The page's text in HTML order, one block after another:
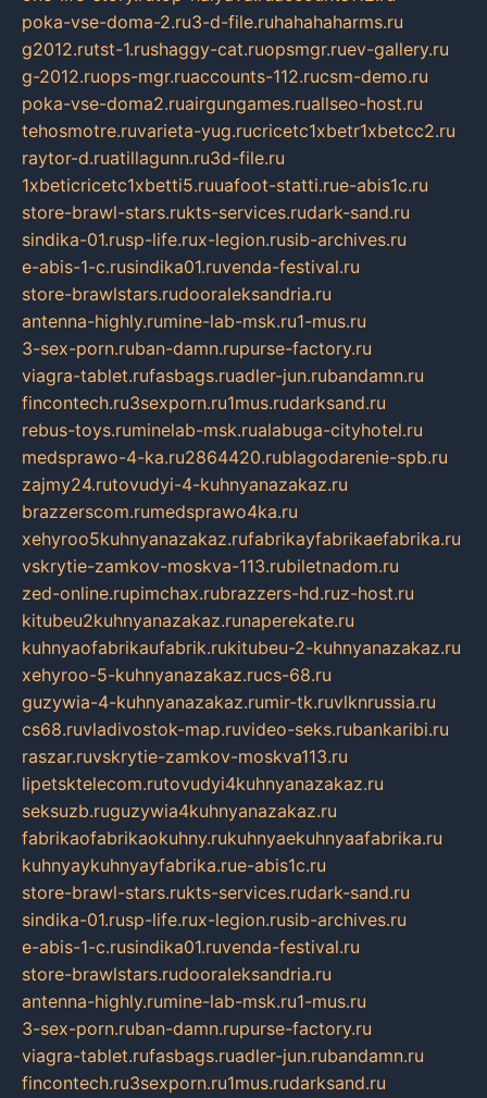
poka-vse-doma-2.ru3-d-file.ruhahahaharms.ru
g2012.rutst-1.rushaggy-cat.ruopsmgr.ruev-gallery.ru
g-2012.ruops-mgr.ruaccounts-112.rucsm-demo.ru
poka-vse-doma2.ruairgungames.ruallseo-host.ru
tehosmotre.ruvarieta-yug.rucricetc1xbetr1xbetcc2.ru
raytor-d.ruatillagunn.ru3d-file.ru
1xbeticricetc1xbetti5.ruuafoot-statti.rue-abis1c.ru
store-brawl-stars.rukts-services.rudark-sand.ru
sindika-01.rusp-life.rux-legion.rusib-archives.ru
e-abis-1-c.rusindika01.ruvenda-festival.ru
store-brawlstars.rudooraleksandria.ru
antenna-highly.rumine-lab-msk.ru1-mus.ru
3-sex-porn.ruban-damn.rupurse-factory.ru
viagra-tablet.rufasbags.ruadler-jun.rubandamn.ru
fincontech.ru3sexporn.ru1mus.rudarksand.ru
rebus-toys.ruminelab-msk.rualabuga-cityhotel.ru
medsprawo-4-ka.ru2864420.rublagodarenie-spb.ru
zajmy24.rutovudyi-4-kuhnyanazakaz.ru
brazzerscom.rumedsprawo4ka.ru
xehyroo5kuhnyanazakaz.rufabrikayfabrikaefabrika.ru
vskrytie-zamkov-moskva-113.rubiletnadom.ru
zed-online.rupimchax.rubrazzers-hd.ruz-host.ru
kitubeu2kuhnyanazakaz.runaperekate.ru
kuhnyaofabrikaufabrik.rukitubeu-2-kuhnyanazakaz.ru
xehyroo-5-kuhnyanazakaz.rucs-68.ru
guzywia-4-kuhnyanazakaz.rumir-tk.ruvlknrussia.ru
cs68.ruvladivostok-map.ruvideo-seks.rubankaribi.ru
raszar.ruvskrytie-zamkov-moskva113.ru
lipetsktelecom.rutovudyi4kuhnyanazakaz.ru
seksuzb.ruguzywia4kuhnyanazakaz.ru
fabrikaofabrikaokuhny.rukuhnyaekuhnyaafabrika.ru
kuhnyaykuhnyayfabrika.rue-abis1c.ru
store-brawl-stars.rukts-services.rudark-sand.ru
sindika-01.rusp-life.rux-legion.rusib-archives.ru
e-abis-1-c.rusindika01.ruvenda-festival.ru
store-brawlstars.rudooraleksandria.ru
antenna-highly.rumine-lab-msk.ru1-mus.ru
3-sex-porn.ruban-damn.rupurse-factory.ru
viagra-tablet.rufasbags.ruadler-jun.rubandamn.ru
fincontech.ru3sexporn.ru1mus.rudarksand.ru